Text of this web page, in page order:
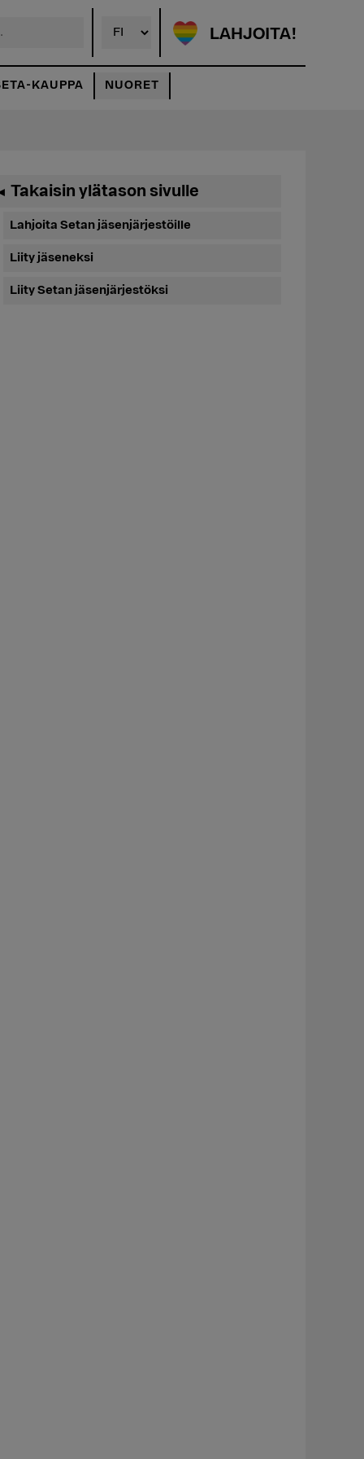
LAHJOITA!
KAUPPA NUORET
Takaisin ylätason sivulle
Lahjoita Setan jäsenjärjestöille
Liity jäseneksi
Liity Setan jäsenjärjestöksi